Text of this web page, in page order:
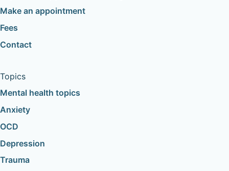
Make an appointment
Fees
Contact
Topics
Mental health topics
Anxiety
OCD
Depression
Trauma